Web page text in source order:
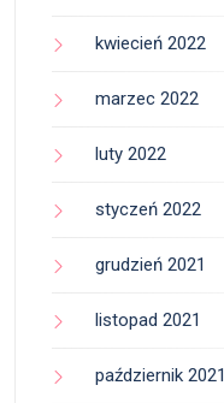
kwiecień 2022
marzec 2022
luty 2022
styczeń 2022
grudzień 2021
listopad 2021
październik 2021